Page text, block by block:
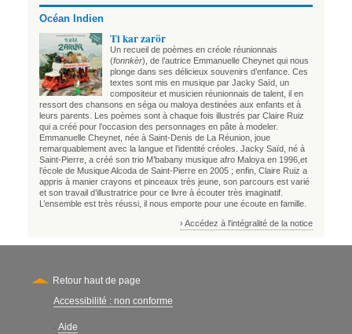
Océan Indien
Ti kar zarör
Un recueil de poèmes en créole réunionnais
(fonnkèr), de l’autrice Emmanuelle Cheynet qui nous
plonge dans ses délicieux souvenirs d’enfance. Ces
textes sont mis en musique par Jacky Saïd, un
compositeur et musicien réunionnais de talent, il en
ressort des chansons en séga ou maloya destinées aux enfants et à
leurs parents. Les poèmes sont à chaque fois illustrés par Claire Ruiz
qui a créé pour l’occasion des personnages en pâte à modeler.
Emmanuelle Cheynet, née à Saint-Denis de La Réunion, joue
remarquablement avec la langue et l’identité créoles. Jacky Saïd, né à
Saint-Pierre, a créé son trio M’babany musique afro Maloya en 1996,et
l’école de Musique Alcoda de Saint-Pierre en 2005 ; enfin, Claire Ruiz a
appris à manier crayons et pinceaux très jeune, son parcours est varié
et son travail d’illustratrice pour ce livre à écouter très imaginatif.
L’ensemble est très réussi, il nous emporte pour une écoute en famille.
› Accédez à l'intégralité de la notice
Retour haut de page
Secondary
Accessibilité : non conforme
- Aide